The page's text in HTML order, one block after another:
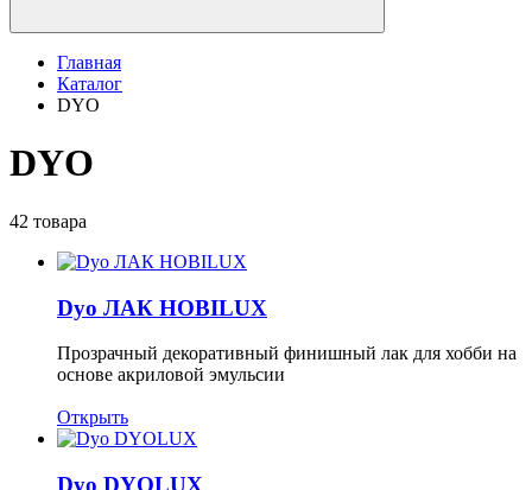
Главная
Каталог
DYO
DYO
42 товара
Dyo ЛАК HOBILUX
Прозрачный декоративный финишный лак для хобби на
основе акриловой эмульсии
Открыть
Dyo DYOLUX